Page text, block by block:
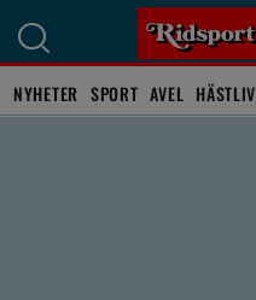
NYHETER SPORT AVEL HÄSTLIV